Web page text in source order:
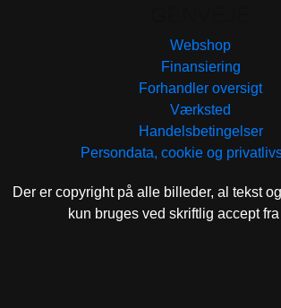
Webshop
Finansiering
Forhandler oversigt
Værksted
Handelsbetingelser
Persondata, cookie og
Der er copyright på alle billeder, al tekst
kun bruges ved skriftlig accept